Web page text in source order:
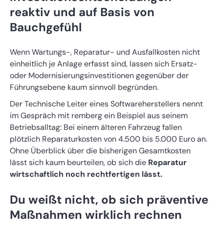
reaktiv und auf Basis von
Bauchgefühl
Wenn Wartungs-, Reparatur- und Ausfallkosten nicht
einheitlich je Anlage erfasst sind, lassen sich Ersatz-
oder Modernisierungsinvestitionen gegenüber der
Führungsebene kaum sinnvoll begründen.
Der Technische Leiter eines Softwareherstellers nennt
im Gespräch mit remberg ein Beispiel aus seinem
Betriebsalltag: Bei einem älteren Fahrzeug fallen
plötzlich Reparaturkosten von 4.500 bis 5.000 Euro an.
Ohne Überblick über die bisherigen Gesamtkosten
lässt sich kaum beurteilen, ob sich die Reparatur
wirtschaftlich noch rechtfertigen lässt.
Du weißt nicht, ob sich präventive
Maßnahmen wirklich rechnen